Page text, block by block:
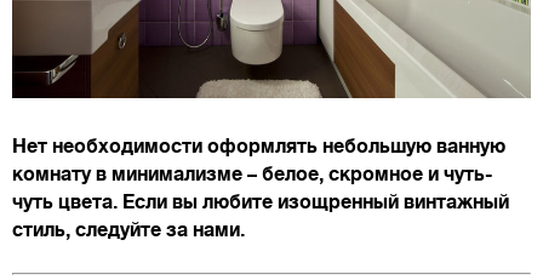
Нет необходимости оформлять небольшую ванную
комнату в минимализме – белое, скромное и чуть-
чуть цвета. Если вы любите изощренный винтажный
стиль, следуйте за нами.